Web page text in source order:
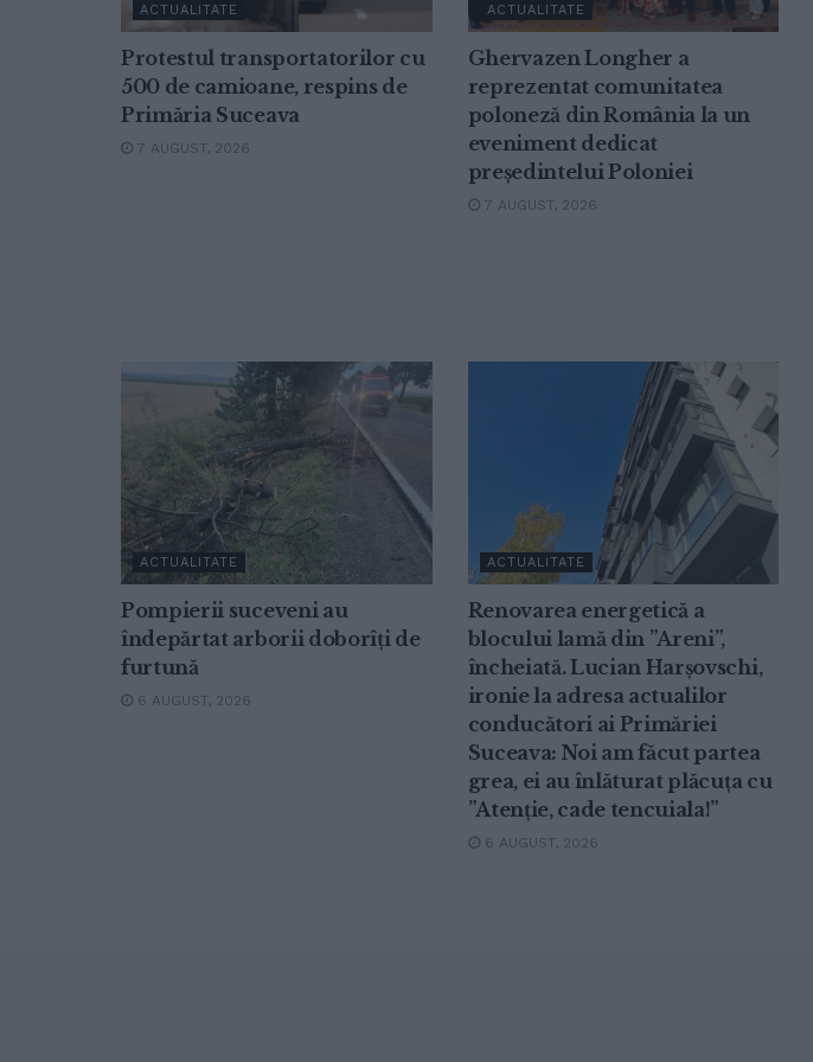
ACTUALITATE
Protestul transportatorilor cu
500 de camioane, respins de
Primăria Suceava
7 AUGUST, 2026
ACTUALITATE
Ghervazen Longher a
reprezentat comunitatea
poloneză din România la un
eveniment dedicat
președintelui Poloniei
7 AUGUST, 2026
ACTUALITATE
Pompierii suceveni au
îndepărtat arborii doborîți de
furtună
6 AUGUST, 2026
ACTUALITATE
Renovarea energetică a
blocului lamă din ”Areni”,
încheiată. Lucian Harșovschi,
ironie la adresa actualilor
conducători ai Primăriei
Suceava: Noi am făcut partea
grea, ei au înlăturat plăcuța cu
”Atenție, cade tencuiala!”
6 AUGUST, 2026